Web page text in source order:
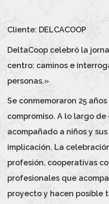
Cliente: DELCACOOP
DeltaCoop celebró la
centro: caminos e
personas.»
Se conmemoraron 25
compromiso. A lo largo de
acompañado a niños y
implicación. La
profesión, cooperativas
profesionales que
proyecto y hacen posible